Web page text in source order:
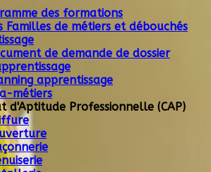
des formations
Familles de métiers et débouchés
de demande de dossier
apprentissage
métiers
d'Aptitude Professionnelle (CAP)